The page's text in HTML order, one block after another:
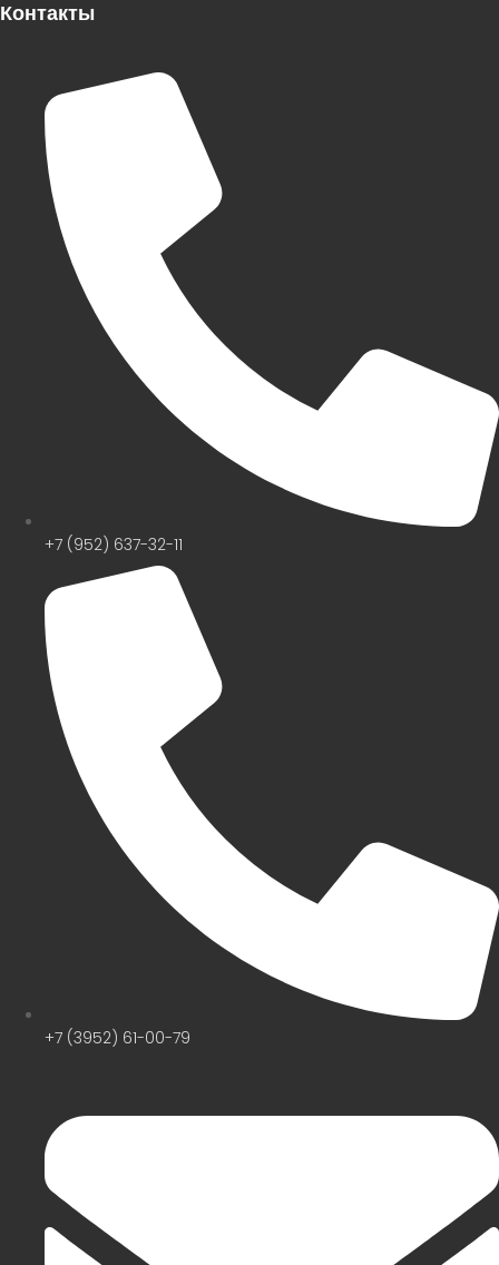
Контакты
+7 (952) 637-32-11
+7 (3952) 61-00-79